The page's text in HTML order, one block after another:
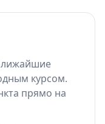
курсом.
прямо на